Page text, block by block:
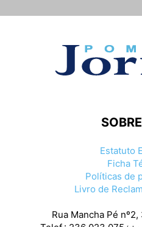
Estatuto
Ficha
Políticas de
Livro de
Rua Mancha Pé